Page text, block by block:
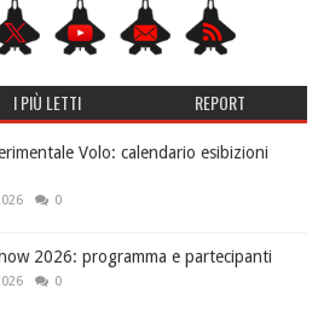
I PIÙ LETTI REPORT
Volo: calendario esibizioni
0
2026: programma e partecipanti
0